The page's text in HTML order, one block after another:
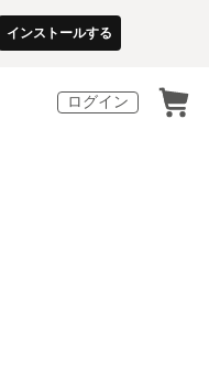
インストールする
ログイン